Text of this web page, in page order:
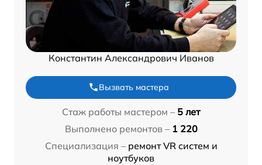
Константин Александрович Иванов
Вызвать мастера
Стаж работы мастером – 5 лет
Выполнено ремонтов – 1 220
Специализация – ремонт VR систем и
ноутбуков